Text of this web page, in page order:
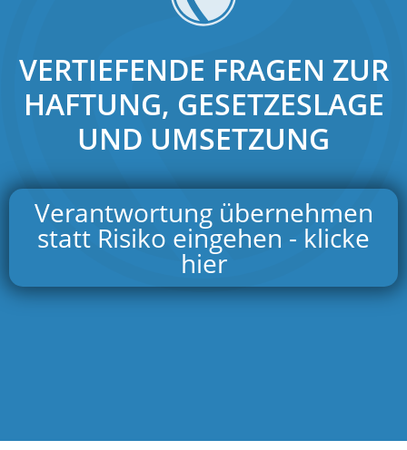
VERTIEFENDE FRAGEN ZUR
HAFTUNG, GESETZESLAGE
UND UMSETZUNG
Verantwortung übernehmen
statt Risiko eingehen - klicke
hier